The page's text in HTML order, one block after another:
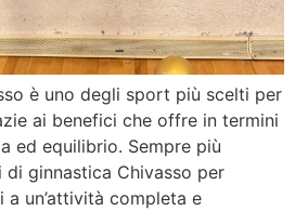
è uno degli sport più scelti per
ai benefici che offre in termini
ed equilibrio. Sempre più
ginnastica Chivasso per
un’attività completa e